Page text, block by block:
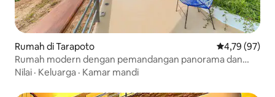
Rumah di Tarapoto Nilai rata-rata
4,79 (97)
Rumah modern dengan pemandangan panorama dan
kolam renang
Nilai · Keluarga · Kamar mandi